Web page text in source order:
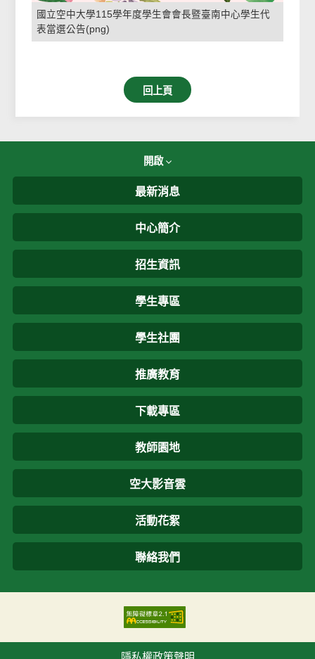
國立空中大學115學年度學生會會長暨臺南中心學生代
表當選公告(png)
回上頁
開啟
最新消息
中心簡介
招生資訊
學生專區
學生社團
推廣教育
下載專區
教師園地
空大影音雲
活動花絮
聯絡我們
隱私權政策聲明